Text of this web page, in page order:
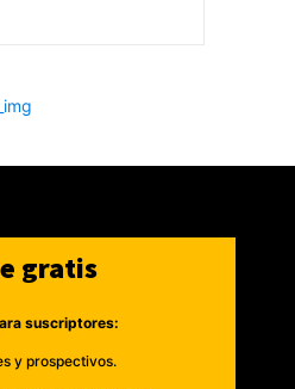
gratis
suscriptores:
y prospectivos.